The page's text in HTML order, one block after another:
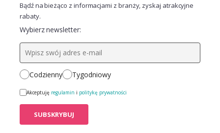
Bądź na bieżąco z informacjami z branży, zyskaj atrakcyjne
rabaty.
Wybierz newsletter:
Codzienny Tygodniowy
Akceptuję regulamin i politykę prywatności